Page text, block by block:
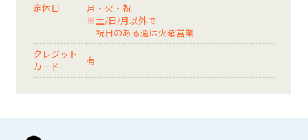
定休日
月・火・祝
※土/日/月以外で
祝日のある週は火曜営業
クレジット
カード
有